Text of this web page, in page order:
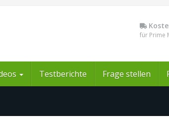
für Prime
Testberichte Frage stellen